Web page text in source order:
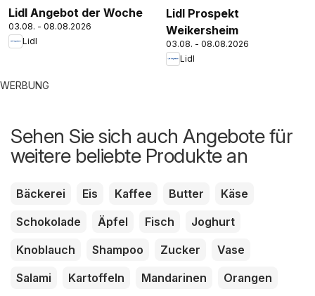
Lidl Angebot der Woche
03.08. - 08.08.2026
Lidl
Lidl Prospekt
Weikersheim
03.08. - 08.08.2026
Lidl
WERBUNG
Sehen Sie sich auch Angebote für
weitere beliebte Produkte an
Bäckerei Eis Kaffee Butter
Käse
Schokolade
Äpfel Fisch
Joghurt
Knoblauch
Shampoo Zucker
Vase
Salami
Kartoffeln Mandarinen Orangen